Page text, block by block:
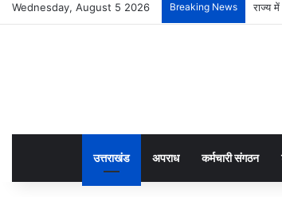
Wednesday, August 5 2026 Breaking News राज्य
उत्तराखंड अपराध कर्मचारी संगठन